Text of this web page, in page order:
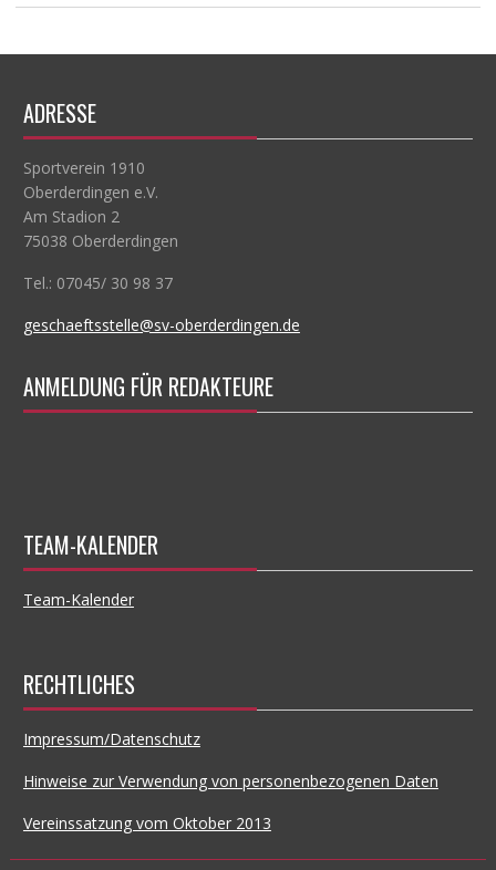
ADRESSE
Sportverein 1910
Oberderdingen e.V.
Am Stadion 2
75038 Oberderdingen
Tel.: 07045/ 30 98 37
geschaeftsstelle@sv-oberderdingen.de
ANMELDUNG FÜR REDAKTEURE
TEAM-KALENDER
Team-Kalender
RECHTLICHES
Impressum/Datenschutz
Hinweise zur Verwendung von personenbezogenen Daten
Vereinssatzung vom Oktober 2013